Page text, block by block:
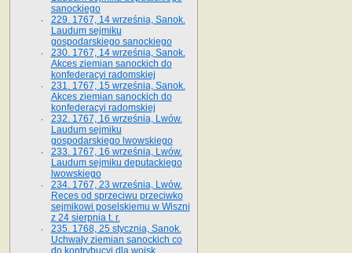
sanockiego
229. 1767, 14 września, Sanok.
Laudum sejmiku
gospodarskiego sanockiego
230. 1767, 14 września, Sanok.
Akces ziemian sanockich do
konfederacyi radomskiej
231. 1767, 15 września, Sanok.
Akces ziemian sanockich do
konfederacyi radomskiej
232. 1767, 16 września, Lwów.
Laudum sejmiku
gospodarskiego lwowskiego
233. 1767, 16 września, Lwów.
Laudum sejmiku deputackiego
lwowskiego
234. 1767, 23 września, Lwów.
Reces od sprzeciwu przeciwko
sejmikowi poselskiemu w Wiszni
z 24 sierpnia t. r.
235. 1768, 25 stycznia, Sanok.
Uchwały ziemian sanockich co
do kontrybucyi dla wojsk